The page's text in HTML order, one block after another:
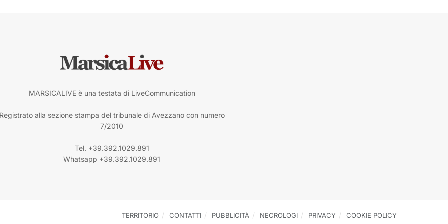
MARSICALIVE è una testata di LiveCommunication
Registrato alla sezione stampa del tribunale di Avezzano con numero
7/2010
Tel. +39.392.1029.891
Whatsapp +39.392.1029.891
TERRITORIO CONTATTI PUBBLICITÀ NECROLOGI PRIVACY COOKIE POLICY